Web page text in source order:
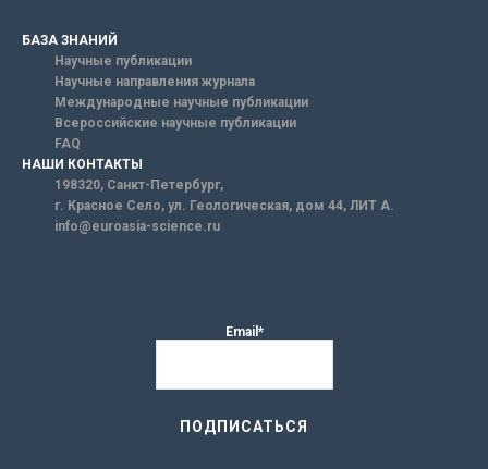
БАЗА ЗНАНИЙ
Научные публикации
Научные направления журнала
Международные научные публикации
Всероссийские научные публикации
FAQ
НАШИ КОНТАКТЫ
198320, Санкт-Петербург,
г. Красное Село, ул. Геологическая, дом 44, ЛИТ А.
info@euroasia-science.ru
Email*